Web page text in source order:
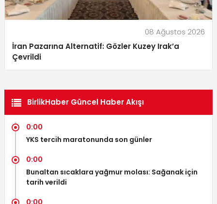
08 Ağustos 2026
İran Pazarına Alternatif: Gözler Kuzey Irak’a
Çevrildi
BirlikHaber Güncel Haber Akışı
0:00
YKS tercih maratonunda son günler
0:00
Bunaltan sıcaklara yağmur molası: Sağanak için
tarih verildi